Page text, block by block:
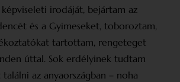
irodáját, bejártam az
és a Gyimeseket, toboroztam,
tartottam, rengeteget
úttal. Sok erdélyinek tudtam
az anyaországban – noha